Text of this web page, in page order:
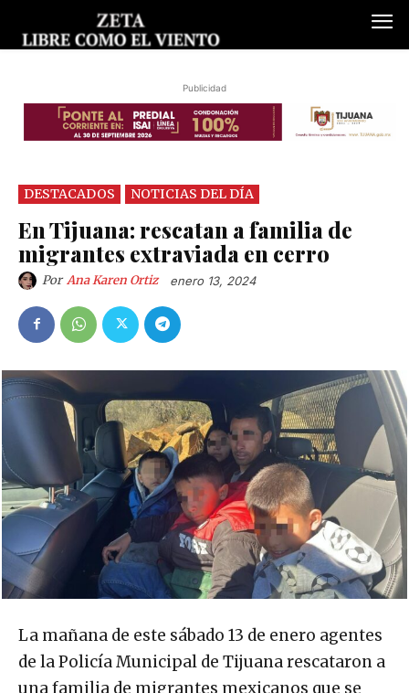
Publicidad
DESTACADOS NOTICIAS DEL DÍA
En Tijuana: rescatan a familia de
migrantes extraviada en cerro
Por Ana Karen Ortiz enero 13, 2024
La mañana de este sábado 13 de enero agentes
de la Policía Municipal de Tijuana rescataron a
una familia de migrantes mexicanos que se